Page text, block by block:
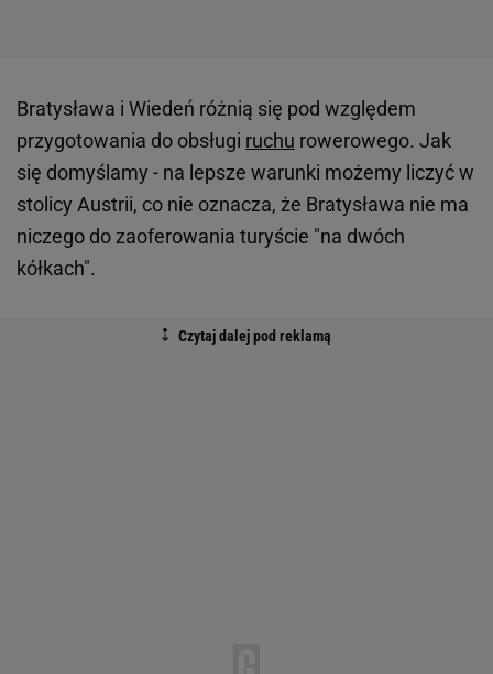
Bratysława i Wiedeń różnią się pod względem
przygotowania do obsługi ruchu rowerowego. Jak
się domyślamy - na lepsze warunki możemy liczyć w
stolicy Austrii, co nie oznacza, że Bratysława nie ma
niczego do zaoferowania turyście "na dwóch
kółkach".